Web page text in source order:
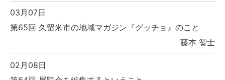
03月07日
第65回 久留米市の地域マガジン『グッチョ』のこと
藤本 智士
02月08日